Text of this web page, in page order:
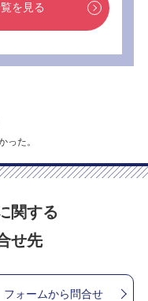
を見る
った。
関する
せ先
フォームから問合せ